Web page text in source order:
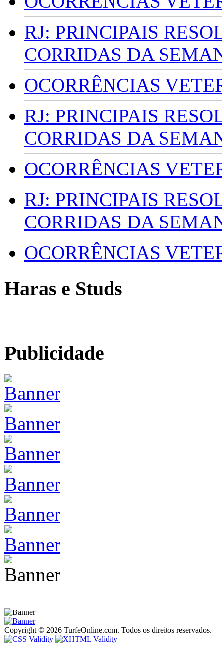
RJ: PRINCIPAIS
CORRIDAS DA
OCORRÊNCIAS
RJ: PRINCIPAIS
CORRIDAS DA
OCORRÊNCIAS
RJ: PRINCIPAIS
CORRIDAS DA
OCORRÊNCIAS
Haras e Studs
Publicidade
Copyright © 2026 TurfeOnline.com. Todos os direitos reservados.